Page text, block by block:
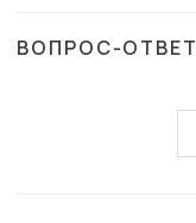
ВОПРОС-ОТВЕТ